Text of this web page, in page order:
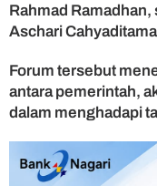
Rahmad
Aschari
Forum tersebut
antara pemerintah,
dalam menghadapi